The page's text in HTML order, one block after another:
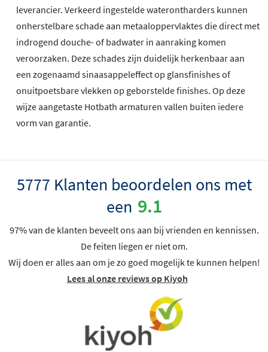
leverancier. Verkeerd ingestelde waterontharders kunnen
onherstelbare schade aan metaaloppervlaktes die direct met
indrogend douche- of badwater in aanraking komen
veroorzaken. Deze schades zijn duidelijk herkenbaar aan
een zogenaamd sinaasappeleffect op glansfinishes of
onuitpoetsbare vlekken op geborstelde finishes. Op deze
wijze aangetaste Hotbath armaturen vallen buiten iedere
vorm van garantie.
5777 Klanten beoordelen ons met
een 9.1
97% van de klanten beveelt ons aan bij vrienden en kennissen.
De feiten liegen er niet om.
Wij doen er alles aan om je zo goed mogelijk te kunnen helpen!
Lees al onze reviews op Kiyoh